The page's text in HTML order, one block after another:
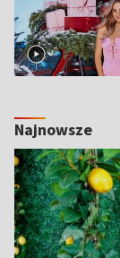
Najnowsze